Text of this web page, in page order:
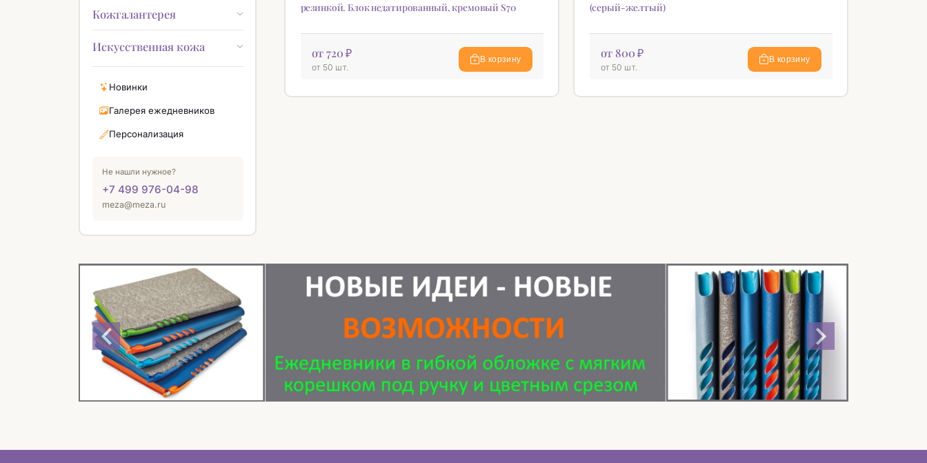
Кожгалантерея
Искусственная кожа
Новинки
Галерея ежедневников
Персонализация
Не нашли нужное?
+7 499 976-04-98
meza@meza.ru
резинкой. Блок недатированный, кремовый S70
от 720 ₽
от 50 шт.
В корзину
(серый-желтый)
от 800 ₽
от 50 шт.
В корзину